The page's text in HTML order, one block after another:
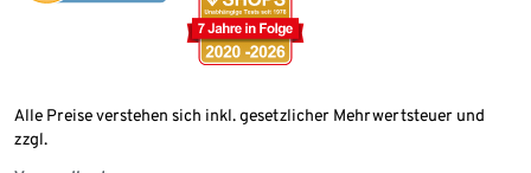
Alle Preise verstehen sich inkl. gesetzlicher Mehrwertsteuer und
zzgl.